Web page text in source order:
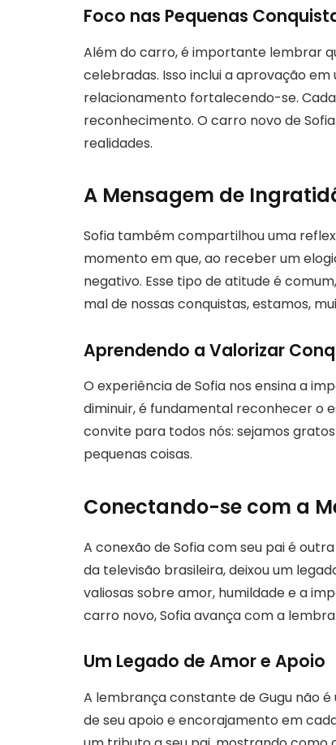
Foco nas Pequenas
Além do carro, é importante lembrar
celebradas. Isso inclui a aprovação
relacionamento fortalecendo-se.
reconhecimento. O carro novo de
realidades.
A Mensagem de
Sofia também compartilhou uma
momento em que, ao receber um
negativo. Esse tipo de atitude é
mal de nossas conquistas, estamos,
Aprendendo a Valorizar
O experiência de Sofia nos ensina a
diminuir, é fundamental reconhecer o
convite para todos nós: sejamos
pequenas coisas.
Conectando-se com a
A conexão de Sofia com seu pai é
da televisão brasileira, deixou um
valiosas sobre amor, humildade e a
carro novo, Sofia avança com a
Um Legado de Amor e Apoio
A lembrança constante de Gugu não
de seu apoio e encorajamento em